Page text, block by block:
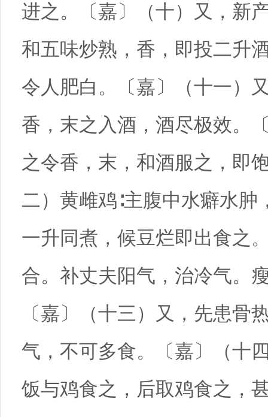
进之。〔嘉〕（十）又，新
和五味炒熟，香，即投二升
令人肥白。〔嘉〕（十一）
香，末之入酒，酒尽极效。
之令香，末，和酒服之，即
二）黄雌鸡∶主腹中水癖水肿
一升同煮，候豆烂即出食之
合。补丈夫阳气，治冷气。
〔嘉〕（十三）又，先患骨
气，不可多食。〔嘉〕（十
饭与鸡食之，后取鸡食之，